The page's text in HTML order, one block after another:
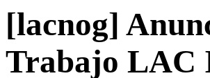
[lacnog]
Trabajo LAC